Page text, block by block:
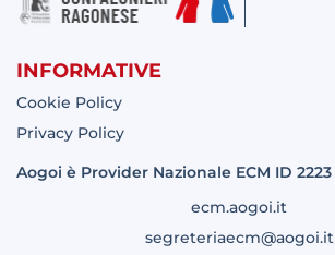
INFORMATIVE
Cookie Policy
Privacy Policy
Aogoi è Provider Nazionale ECM ID 2223
ecm.aogoi.it
segreteriaecm@aogoi.it